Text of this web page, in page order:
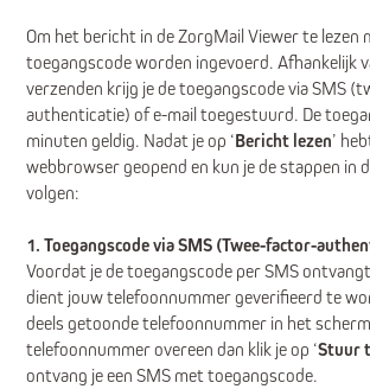
Om het bericht in de ZorgMail Viewer te lezen
toegangscode worden ingevoerd. Afhankelijk
verzenden krijg je de toegangscode via SMS
authenticatie) of e-mail toegestuurd. De
minuten geldig. Nadat je op ‘Bericht lezen’
webbrowser geopend en kun je de stappen in
volgen:
1. Toegangscode via SMS (Twee-factor-
Voordat je de toegangscode per SMS
dient jouw telefoonnummer geverifieerd te
deels getoonde telefoonnummer in het
telefoonnummer overeen dan klik je op ‘Stuur
ontvang je een SMS met toegangscode.